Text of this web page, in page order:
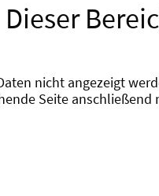
Dieser
nicht angezeigt
Seite anschließend